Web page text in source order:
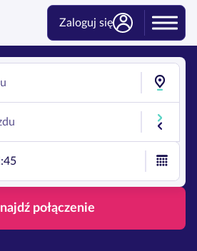
Zaloguj się
połączenie